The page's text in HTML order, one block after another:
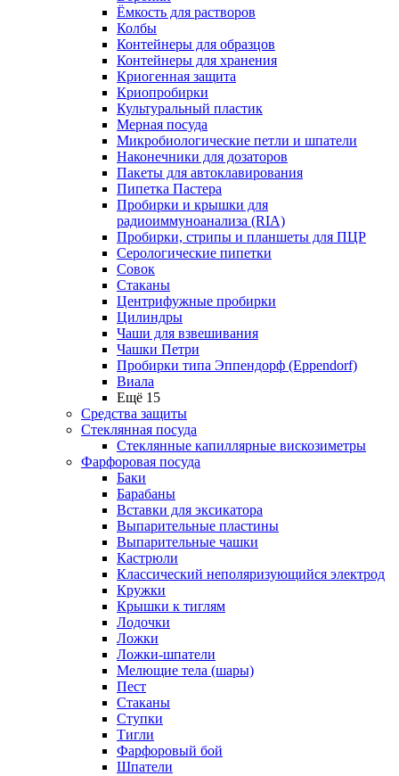
Ёмкость для растворов
Колбы
Контейнеры для образцов
Контейнеры для хранения
Криогенная защита
Криопробирки
Культуральный пластик
Мерная посуда
Микробиологические петли и шпатели
Наконечники для дозаторов
Пакеты для автоклавирования
Пипетка Пастера
Пробирки и крышки для
радиоиммуноанализа (RIA)
Пробирки, стрипы и планшеты для ПЦР
Серологические пипетки
Совок
Стаканы
Центрифужные пробирки
Цилиндры
Чаши для взвешивания
Чашки Петри
Пробирки типа Эппендорф (Eppendorf)
Виала
Ещё 15
Средства защиты
Стеклянная посуда
Стеклянные капиллярные вискозиметры
Фарфоровая посуда
Баки
Барабаны
Вставки для эксикатора
Выпарительные пластины
Выпарительные чашки
Кастрюли
Классический неполяризующийся электрод
Кружки
Крышки к тиглям
Лодочки
Ложки
Ложки-шпатели
Мелющие тела (шары)
Пест
Стаканы
Ступки
Тигли
Фарфоровый бой
Шпатели